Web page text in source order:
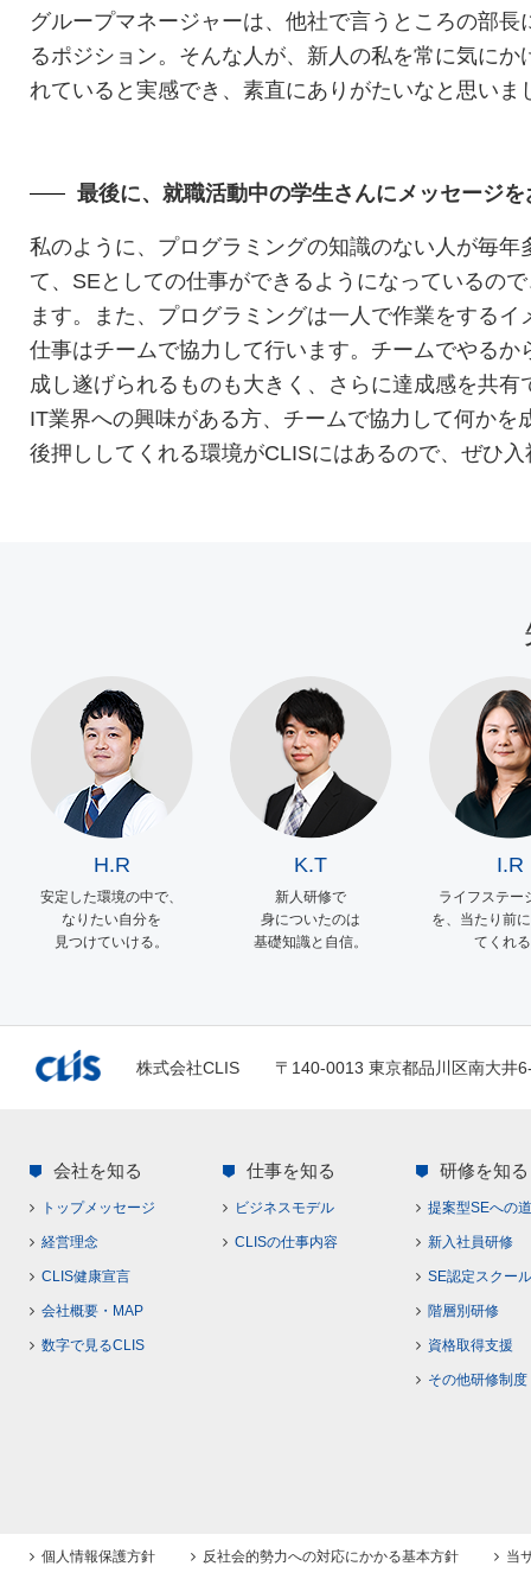
グループマネージャーは、他社で言うところの部長
るポジション。そんな人が、新人の私を常に気にか
れていると実感でき、素直にありがたいなと思いま
最後に、就職活動中の学生さんにメッセージ
私のように、プログラミングの知識のない人が毎
て、SEとしての仕事ができるようになっているの
ます。また、プログラミングは一人で作業をする
仕事はチームで協力して行います。チームでやる
成し遂げられるものも大きく、さらに達成感を共
IT業界への興味がある方、チームで協力して何か
後押ししてくれる環境がCLISにはあるので、ぜひ
H.R
安定した環境の中で、
なりたい自分を
見つけていける。
K.T
新人研修で
身についたのは
基礎知識と自信。
I.R
ライフステー
を、当たり前
てくれ
株式会社CLIS 〒140-0013 東京都品川区南大井
会社を知る
トップメッセージ
経営理念
CLIS健康宣言
会社概要・MAP
数字で見るCLIS
仕事を知る
ビジネスモデル
CLISの仕事内容
研修を知る
提案型SEへの道
新入社員研修
SE認定スクール
階層別研修
資格取得支援
その他研修制度
個人情報保護方針 反社会的勢力への対応にかかる基本方針 当